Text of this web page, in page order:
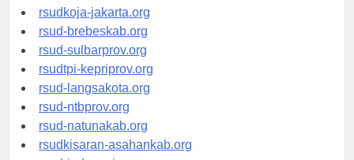
rsud-cilacapkab.org
rsudkoja-jakarta.org
rsud-brebeskab.org
rsud-sulbarprov.org
rsudtpi-kepriprov.org
rsud-langsakota.org
rsud-ntbprov.org
rsud-natunakab.org